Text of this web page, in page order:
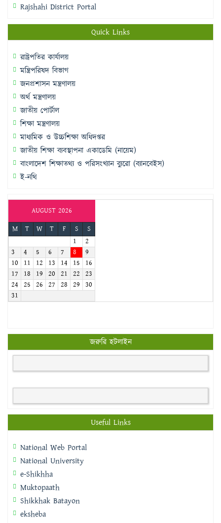
Rajshahi District Portal
Quick Links
রাষ্ট্রপতির কার্যালয়
মন্ত্রিপরিষদ বিভাগ
জনপ্রশাসন মন্ত্রণালয়
অর্থ মন্ত্রণালয়
জাতীয় পোর্টাল
শিক্ষা মন্ত্রণালয়
মাধ্যমিক ও উচ্চশিক্ষা অধিদপ্তর
জাতীয় শিক্ষা ব্যবস্থাপনা একাডেমি (নায়েম)
বাংলাদেশ শিক্ষাতথ্য ও পরিসংখ্যান ব্যুরো (ব্যানবেইস)
ই-নথি
AUGUST 2026
M
T W T F S
S
1
2
3
4 5 6 7 8
9
10
11 12 13 14 15
16
17
18 19 20 21 22 23
24 25 26 27 28 29 30
31
জরুরি হটলাইন
Useful Links
National Web Portal
National University
e-Shikhha
Muktopaath
Shikkhak Batayon
eksheba